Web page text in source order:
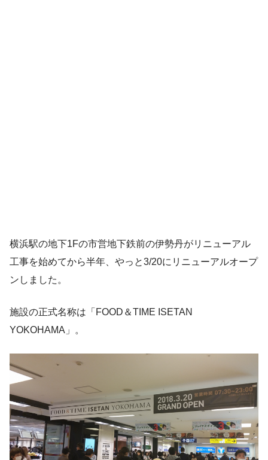
横浜駅の地下1Fの市営地下鉄前の伊勢丹がリニューアル
工事を始めてから半年、やっと3/20にリニューアルオープ
ンしました。
施設の正式名称は「FOOD＆TIME ISETAN
YOKOHAMA」。